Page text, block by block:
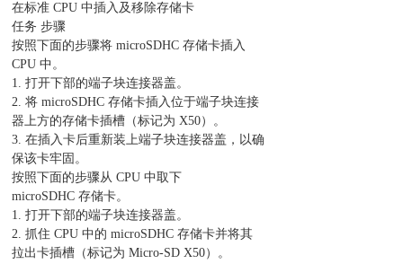
在标准 CPU 中插入及移除存储卡
任务 步骤
按照下面的步骤将 microSDHC 存储卡插入
CPU 中。
1. 打开下部的端子块连接器盖。
2. 将 microSDHC 存储卡插入位于端子块连接
器上方的存储卡插槽（标记为 X50）。
3. 在插入卡后重新装上端子块连接器盖，以确
保该卡牢固。
按照下面的步骤从 CPU 中取下
microSDHC 存储卡。
1. 打开下部的端子块连接器盖。
2. 抓住 CPU 中的 microSDHC 存储卡并将其
拉出卡插槽（标记为 Micro-SD X50）。